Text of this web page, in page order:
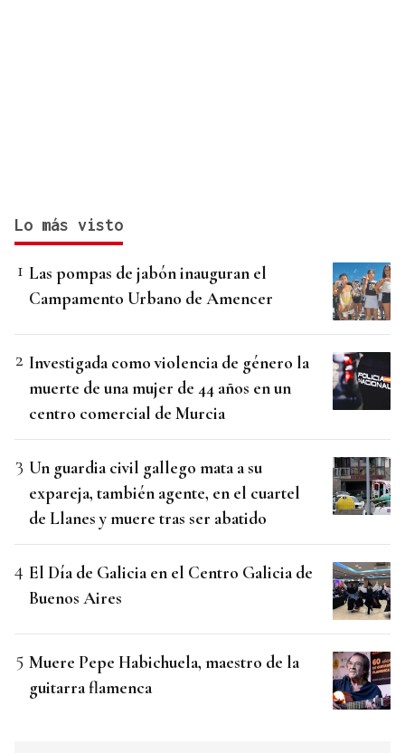
Lo más visto
Las pompas de jabón inauguran el
Campamento Urbano de Amencer
Investigada como violencia de género la
muerte de una mujer de 44 años en un
centro comercial de Murcia
Un guardia civil gallego mata a su
expareja, también agente, en el cuartel
de Llanes y muere tras ser abatido
El Día de Galicia en el Centro Galicia de
Buenos Aires
Muere Pepe Habichuela, maestro de la
guitarra flamenca